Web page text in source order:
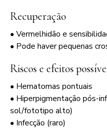
Recuperação
• Vermelhidão e
• Pode haver pequenas
Riscos e efeitos
• Hematomas pontuais
• Hiperpigmentação pós-
sol/fototipo alto)
• Infecção (raro)